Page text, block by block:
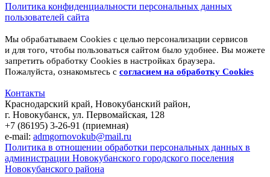
Политика конфиденциальности персональных данных
пользователей сайта
Мы обрабатываем Cookies с целью персонализации сервисов
и для того, чтобы пользоваться сайтом было удобнее. Вы можете
запретить обработку Cookies в настройках браузера.
Пожалуйста, ознакомьтесь с согласием на обработку Cookies
Контакты
Краснодарский край, Новокубанский район,
г. Новокубанск, ул. Первомайская, 128
+7 (86195) 3-26-91 (приемная)
e-mail: admgornovokub@mail.ru
Политика в отношении обработки персональных данных в
администрации Новокубанского городского поселения
Новокубанского района